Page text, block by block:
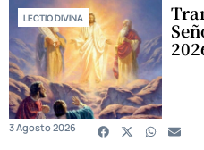
LECTIO DIVINA
3 Agosto 2026